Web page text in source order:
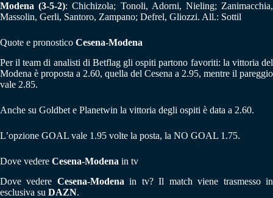
Modena (3-5-2): Chichizola; Tonoli, Adorni, Nieling; Zanimacchia,
Massolin, Gerli, Santoro, Zampano; Defrel, Gliozzi. All.: Sottil
Quote e pronostico Cesena-Modena
Per il team di analisti di Betflag gli ospiti partono favoriti: la vittoria del
Modena è proposta a 2.60, quella del Cesena a 2.95, mentre il pareggio
vale 2.85.
Anche su Goldbet e Planetwin la vittoria degli ospiti è data a 2.60.
L’opzione GOAL vale 1.95 volte la posta, la NO GOAL 1.75.
Dove vedere Cesena-Modena in tv
Dove vedere Cesena-Modena in tv? Il match viene trasmesso in
esclusiva su DAZN.